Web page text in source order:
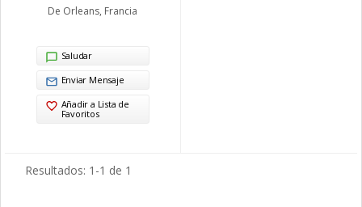
De Orleans, Francia
Saludar
Enviar Mensaje
Añadir a Lista de
Favoritos
Resultados: 1-1 de 1